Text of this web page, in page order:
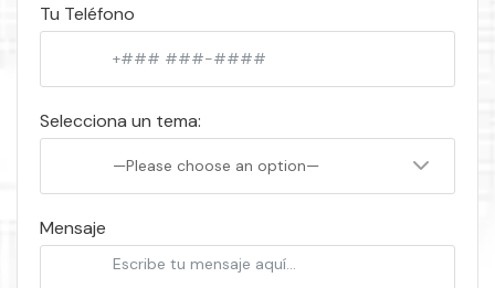
Tu Teléfono
Selecciona un tema:
—Please choose an option—
Mensaje